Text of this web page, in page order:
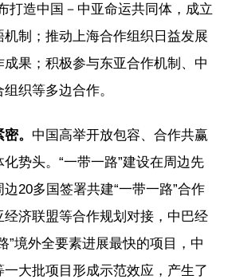
打造中国－中亚命运共同体，成立
制；推动上海合作组织日益发展
果；积极参与东亚合作机制、中
织等多边合作。
。 中国高举开放包容、合作共赢
势头。“一带一路”建设在周边先
20多国签署共建“一带一路”合作
济联盟等合作规划对接，中巴经
”境外全要素进展最快的项目，中
大批项目形成示范效应，产生了